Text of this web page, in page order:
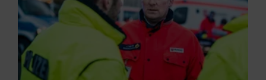
Kirchstr. 10, 49456 Bakum (hier kommt ein Food
Truck)
16.09.2025 von 16:00 - 20:00 Uhr Pfarrheim Bakum,
Kirchstr. 10, 49456 Bakum